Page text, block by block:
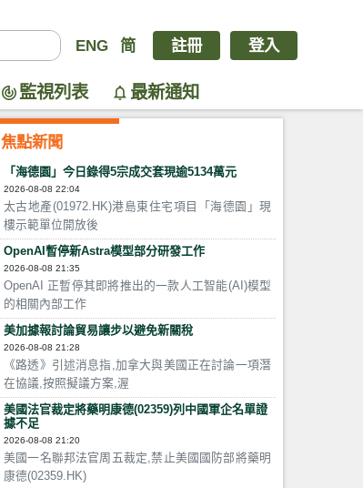
ENG 简 註冊 登入
監視列表 最新通知
焦點新聞
「海德園」今日錄得5宗成交套現逾5134萬元
2026-08-08 22:04
太古地產(01972.HK)港島東住宅項目「海德園」現
樓示範單位開放後
OpenAI暫停新Astra模型部分研發工作
2026-08-08 21:35
OpenAI 正暫停其即將推出的一款人工智能(AI)模型
的相關內部工作
美加據報討論貿易讓步以避免新關稅
2026-08-08 21:28
《路透》引述消息指,加拿大與美國正在討論一項潛
在協議,按照擬議方案,渥
美國法官裁定將藥明康德(02359)列中國軍企名單證
據不足
2026-08-08 21:20
美國一名聯邦法官周五裁定,禁止美國國防部將藥明
康德(02359.HK)